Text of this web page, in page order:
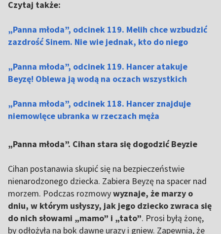
Czytaj także:
„Panna młoda”, odcinek 119. Melih chce wzbudzić
zazdrość Sinem. Nie wie jednak, kto do niego
„Panna młoda”, odcinek 119. Hancer atakuje
Beyzę! Oblewa ją wodą na oczach wszystkich
„Panna młoda”, odcinek 118. Hancer znajduje
niemowlęce ubranka w rzeczach męża
„Panna młoda”. Cihan stara się dogodzić Beyzie
Cihan postanawia skupić się na bezpieczeństwie
nienarodzonego dziecka. Zabiera Beyzę na spacer nad
morzem. Podczas rozmowywyznaje, że marzy o
dniu, w którym usłyszy, jak jego dziecko zwraca się
do nich słowami „mamo” i „tato”. Prosi byłą żonę,
by odłożyła na bok dawne urazy i gniew. Zapewnia, że